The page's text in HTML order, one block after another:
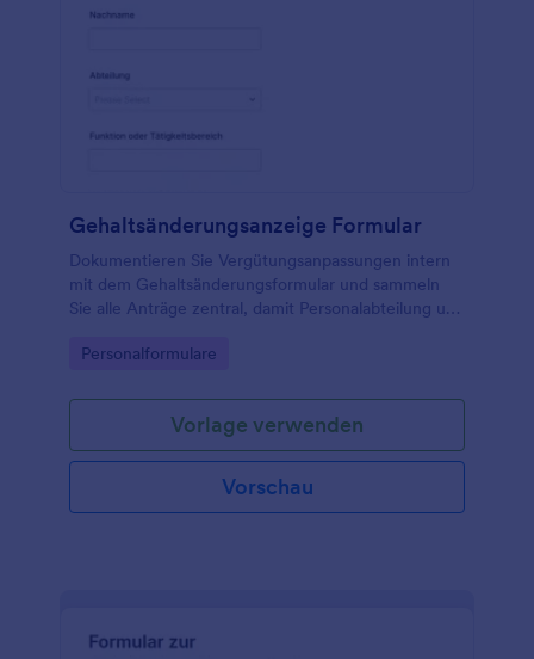
Gehaltsänderungsanzeige Formular
Dokumentieren Sie Vergütungsanpassungen intern
mit dem Gehaltsänderungsformular und sammeln
Sie alle Anträge zentral, damit Personalabteilung und
und rückmelden können.
Go to Category:
Personalformulare
Vorlage verwenden
Vorschau